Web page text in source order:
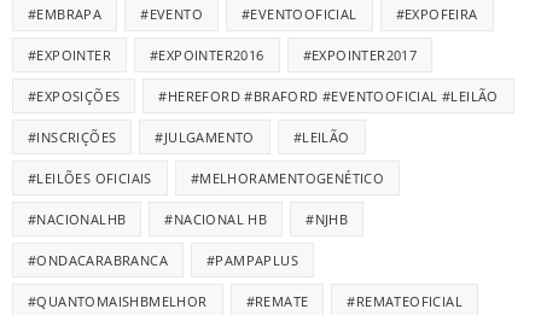
#EMBRAPA #EVENTO #EVENTOOFICIAL #EXPOFEIRA
#EXPOINTER #EXPOINTER2016 #EXPOINTER2017
#EXPOSIÇÕES #HEREFORD #BRAFORD #EVENTOOFICIAL #LEILÃO
#INSCRIÇÕES #JULGAMENTO #LEILÃO
#LEILÕES OFICIAIS #MELHORAMENTOGENÉTICO
#NACIONALHB #NACIONAL HB #NJHB
#ONDACARABRANCA #PAMPAPLUS
#QUANTOMAISHBMELHOR #REMATE #REMATEOFICIAL